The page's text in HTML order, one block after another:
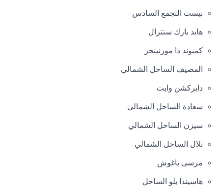
نيست التجمع السادس
هايد بارك سنترال
كمبوند ذا مورنينجز
المصيف الساحل الشمالي
دايركشن وايت
سعادة الساحل الشمالي
سيزن الساحل الشمالي
تلال الساحل الشمالي
مرسى باغوش
هاسيندا بلو الساحل